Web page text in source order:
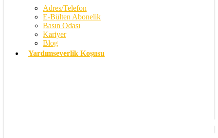
Adres/Telefon
E-Bülten Abonelik
Basın Odası
Kariyer
Blog
Yardımseverlik Koşusu